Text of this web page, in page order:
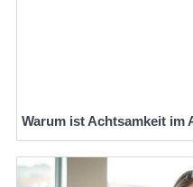
Warum ist Achtsamkeit im